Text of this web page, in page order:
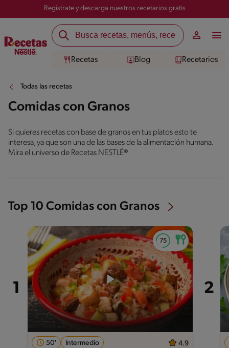
Registrate y descarga nuestros recetarios gratis
Recetas Blog Recetarios
Todas las recetas
Comidas con Granos
Si quieres recetas con base de granos en tus platos esto te
interesa, ya que son una de las bases de la alimentación humana.
Mira el universo de Recetas NESTLÉ®
Top 10 Comidas con Granos
50' Intermedio 4.9